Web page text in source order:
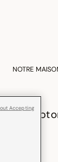
NOTRE
Accepting